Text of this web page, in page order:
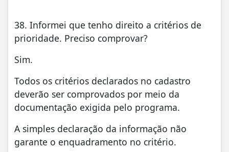
38. Informei que tenho direito a critérios de
prioridade. Preciso comprovar?
Sim.
Todos os critérios declarados no cadastro
deverão ser comprovados por meio da
documentação exigida pelo programa.
A simples declaração da informação não
garante o enquadramento no critério.